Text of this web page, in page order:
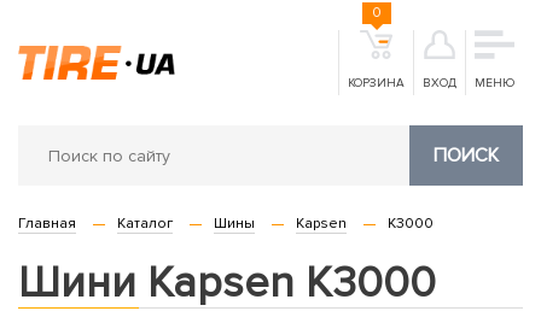
КОРЗИНА
0
ВХОД МЕНЮ
ПОИСК
Главная Каталог Шины Kapsen K3000
Шини Kapsen K3000